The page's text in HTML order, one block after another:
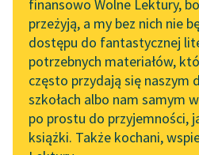
Wolne Lektury na 32.
Pol’and’Rock Festivalu
„Kochanek Lady
Chatterley” do słuchania
na Wolnych Lekturach
Nowy audiobook –
finansowo Wolne Lektury,
przeżyją, a my bez nich nie
dostępu do fantastycznej
potrzebnych materiałów,
często przydają się naszym
szkołach albo nam samym
po prostu do przyjemności,
książki. Także kochani,